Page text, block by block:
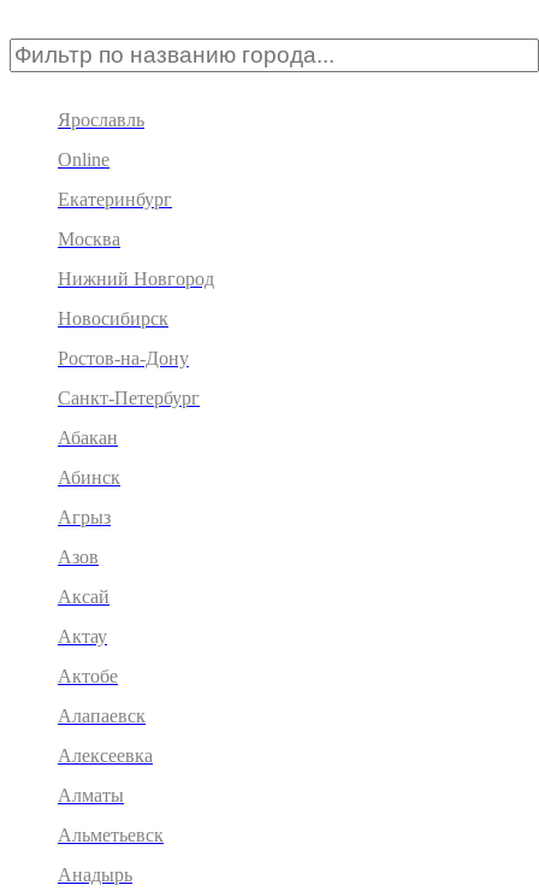
Ярославль
Online
Екатеринбург
Москва
Нижний Новгород
Новосибирск
Ростов-на-Дону
Санкт-Петербург
Абакан
Абинск
Агрыз
Азов
Аксай
Актау
Актобе
Алапаевск
Алексеевка
Алматы
Альметьевск
Анадырь